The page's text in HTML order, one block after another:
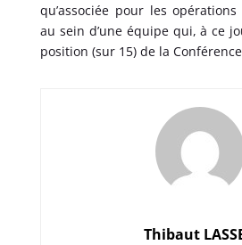
qu’associée pour les
au sein d’une équipe qui, à ce
position (sur 15) de la
Thibaut